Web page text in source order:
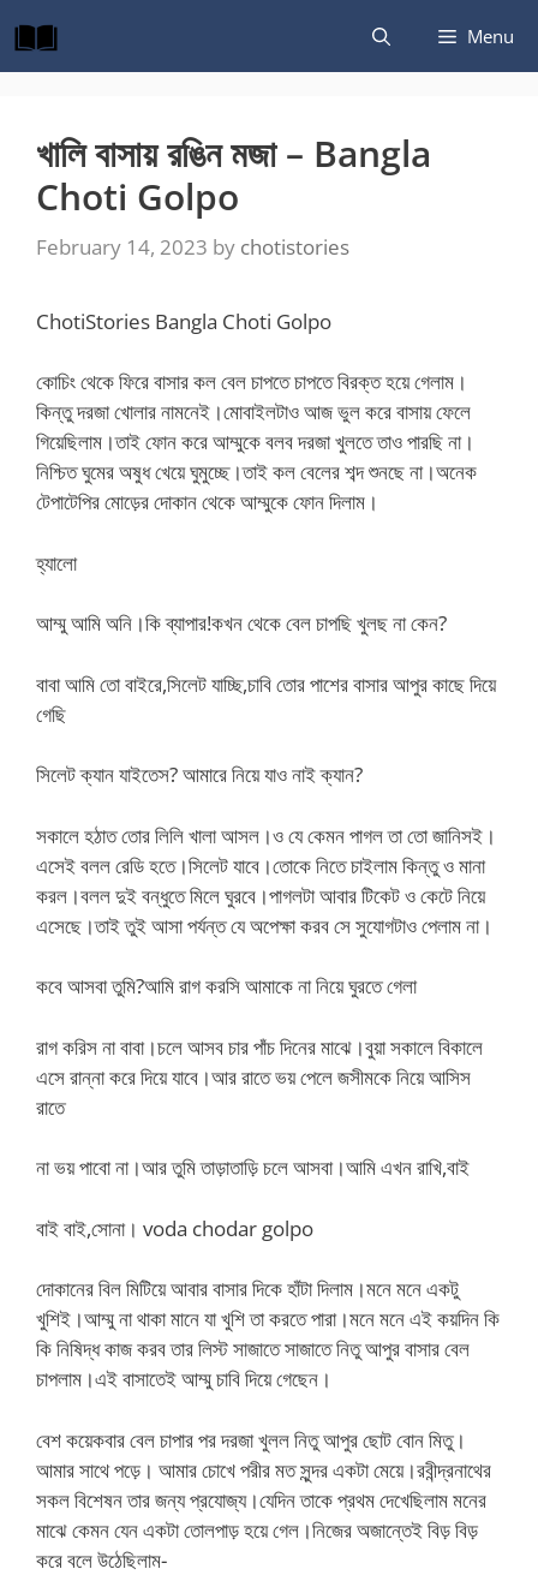
to
content
Menu
খালি বাসায় রঙিন মজা – Bangla
Choti Golpo
February 14, 2023 by chotistories
ChotiStories Bangla Choti Golpo
কোচিং থেকে ফিরে বাসার কল বেল চাপতে চাপতে বিরক্ত হয়ে গেলাম।
কিন্তু দরজা খোলার নামনেই।মোবাইলটাও আজ ভুল করে বাসায় ফেলে
গিয়েছিলাম।তাই ফোন করে আম্মুকে বলব দরজা খুলতে তাও পারছি না।
নিশ্চিত ঘুমের অষুধ খেয়ে ঘুমুচ্ছে।তাই কল বেলের শব্দ শুনছে না।অনেক
টেপাটেপির মোড়ের দোকান থেকে আম্মুকে ফোন দিলাম।
হ্যালো
আম্মু আমি অনি।কি ব্যাপার!কখন থেকে বেল চাপছি খুলছ না কেন?
বাবা আমি তো বাইরে,সিলেট যাচ্ছি,চাবি তোর পাশের বাসার আপুর কাছে দিয়ে
গেছি
সিলেট ক্যান যাইতেস? আমারে নিয়ে যাও নাই ক্যান?
সকালে হঠাত তোর লিলি খালা আসল।ও যে কেমন পাগল তা তো জানিসই।
এসেই বলল রেডি হতে।সিলেট যাবে।তোকে নিতে চাইলাম কিন্তু ও মানা
করল।বলল দুই বন্ধুতে মিলে ঘুরবে।পাগলটা আবার টিকেট ও কেটে নিয়ে
এসেছে।তাই তুই আসা পর্যন্ত যে অপেক্ষা করব সে সুযোগটাও পেলাম না।
কবে আসবা তুমি?আমি রাগ করসি আমাকে না নিয়ে ঘুরতে গেলা
রাগ করিস না বাবা।চলে আসব চার পাঁচ দিনের মাঝে।বুয়া সকালে বিকালে
এসে রান্না করে দিয়ে যাবে।আর রাতে ভয় পেলে জসীমকে নিয়ে আসিস
রাতে
না ভয় পাবো না।আর তুমি তাড়াতাড়ি চলে আসবা।আমি এখন রাখি,বাই
বাই বাই,সোনা। voda chodar golpo
দোকানের বিল মিটিয়ে আবার বাসার দিকে হাঁটা দিলাম।মনে মনে একটু
খুশিই।আম্মু না থাকা মানে যা খুশি তা করতে পারা।মনে মনে এই কয়দিন কি
কি নিষিদ্ধ কাজ করব তার লিস্ট সাজাতে সাজাতে নিতু আপুর বাসার বেল
চাপলাম।এই বাসাতেই আম্মু চাবি দিয়ে গেছেন।
বেশ কয়েকবার বেল চাপার পর দরজা খুলল নিতু আপুর ছোট বোন মিতু।
আমার সাথে পড়ে। আমার চোখে পরীর মত সুন্দর একটা মেয়ে।রবীন্দ্রনাথের
সকল বিশেষন তার জন্য প্রযোজ্য।যেদিন তাকে প্রথম দেখেছিলাম মনের
মাঝে কেমন যেন একটা তোলপাড় হয়ে গেল।নিজের অজান্তেই বিড় বিড়
করে বলে উঠেছিলাম-